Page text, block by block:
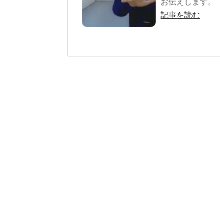
お伝えします。
記事を読む